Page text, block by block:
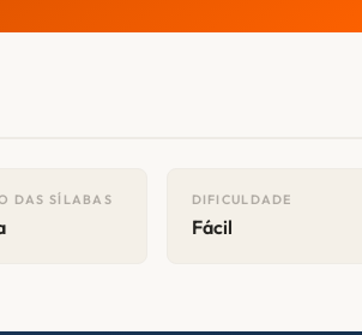
DAS SÍLABAS DIFICULDADE
Fácil